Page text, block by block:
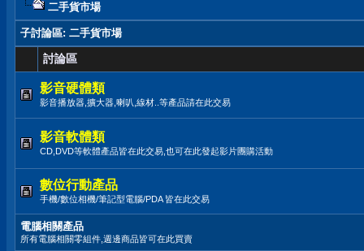
二手貨市場
子討論區: 二手貨市場
討論區
影音硬體類
影音播放器,擴大器,喇叭,線材..等產品請在此交易
影音軟體類
CD,DVD等軟體產品皆在此交易,也可在此發起影片團購活動
數位行動產品
手機/數位相機/筆記型電腦/PDA 皆在此交易
電腦相關產品
所有電腦相關零組件,週邊商品皆可在此買賣